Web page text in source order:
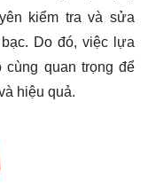
kiểm tra và sửa
Do đó, việc lựa
quan trọng để
hiệu quả.